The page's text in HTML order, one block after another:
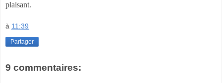
plaisant.
à 11:39
Partager
9 commentaires: